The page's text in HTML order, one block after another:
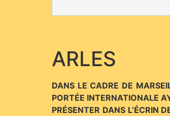
ARLES
DANS LE CADRE DE
PORTÉE INTERNATIONALE
PRÉSENTER DANS L’ÉCRIN